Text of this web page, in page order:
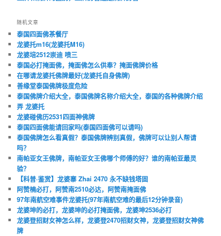
随机文章
泰国四面佛茶餐厅
龙婆托m16(龙婆托M16)
龙婆培2512崇迪 喷三
泰国必打掩面佛，掩面佛怎么供奉？掩面佛牌价格
在哪请龙婆托佛牌最好(龙婆托自身佛牌)
善缘堂泰国佛牌极度危险
泰国佛牌介绍大全，泰国佛牌名称介绍大全，泰国的各种佛牌介绍
弄 龙婆托
龙婆碰佛历2531四面神佛牌
泰国四面佛能请回家吗(泰国四面佛可以请吗)
泰国佛牌怎么看真假？泰国佛牌辨别真假，佛牌可以让别人帮请
吗？
南帕亚女王佛牌，南帕亚女王佛哪个师傅的好？谁的南帕亚最灵
验？
【科普·鉴赏】龙婆寨 Zhai 2470 永不缺钱塔固
阿赞楠必打，阿赞南2510必达，阿赞南掩面佛
97年南航空难事件龙婆托(97年南航空难的最后12分钟录音)
龙婆坤的必打，龙婆坤的必打掩面佛，龙婆坤2536必打
龙婆登招财女神怎么样，龙婆登2470招财女神，龙婆登招财女神佛
牌